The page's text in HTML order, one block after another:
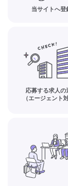
当サイトへ登
応募する求人の
（エージェント